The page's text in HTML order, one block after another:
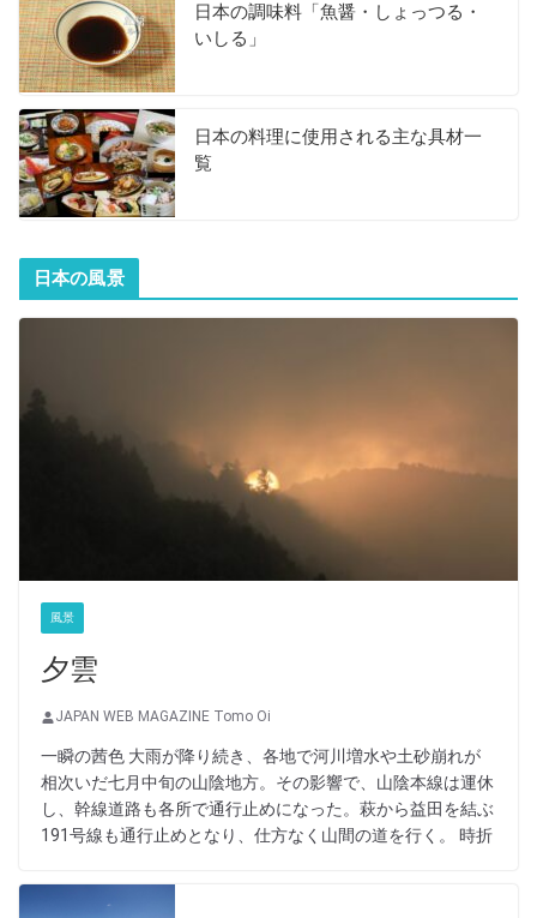
日本の調味料「魚醤・しょっつる・
いしる」
日本の料理に使用される主な具材一
覧
日本の風景
風景
夕雲
JAPAN WEB MAGAZINE Tomo Oi
一瞬の茜色 大雨が降り続き、各地で河川増水や土砂崩れが
相次いだ七月中旬の山陰地方。その影響で、山陰本線は運休
し、幹線道路も各所で通行止めになった。萩から益田を結ぶ
191号線も通行止めとなり、仕方なく山間の道を行く。 時折